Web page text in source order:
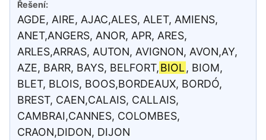
AGDE, AIRE, AJAC,ALES, ALET, AMIENS,
ANET,ANGERS, ANOR, APR, ARES,
ARLES,ARRAS, AUTON, AVIGNON, AVON,AY,
AZE, BARR, BAYS, BELFORT,BIOL, BIOM,
BLET, BLOIS, BOOS,BORDEAUX, BORDÓ,
BREST, CAEN,CALAIS, CALLAIS,
CAMBRAI,CANNES, COLOMBES,
CRAON,DIDON, DIJON